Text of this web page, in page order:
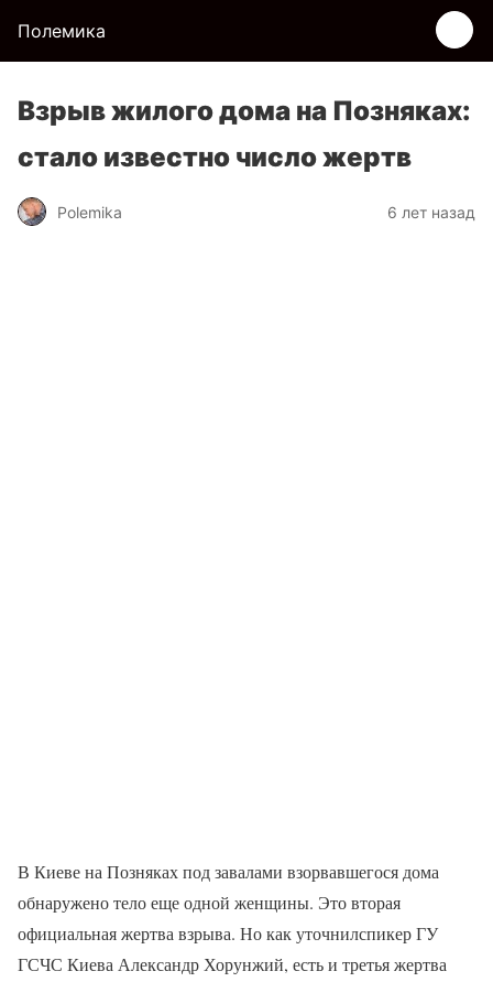
Полемика
Взрыв жилого дома на Позняках:
стало известно число жертв
Polemika 6 лет назад
В Киеве на Позняках под завалами взорвавшегося дома
обнаружено тело еще одной женщины. Это вторая
официальная жертва взрыва. Но как уточнилспикер ГУ
ГСЧС Киева Александр Хорунжий, есть и третья жертва